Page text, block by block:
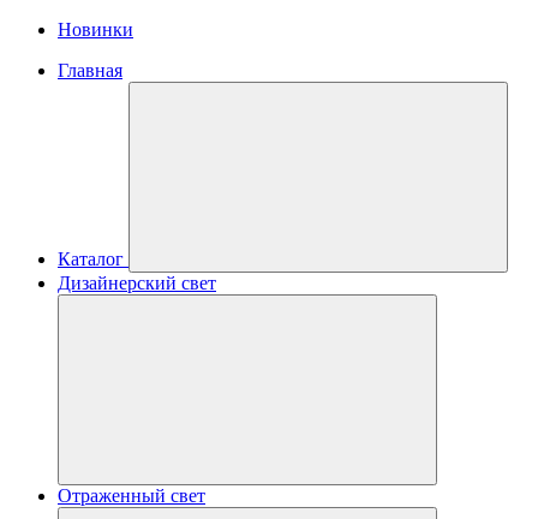
Новинки
Главная
Каталог
Дизайнерский свет
Отраженный свет